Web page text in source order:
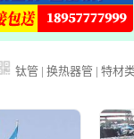
钛管 | 换热器管 | 特材